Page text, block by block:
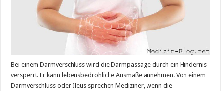
Bei einem Darmverschluss wird die Darmpassage durch ein Hindernis
versperrt. Er kann lebensbedrohliche Ausmaße annehmen. Von einem
Darmverschluss oder Ileus sprechen Mediziner, wenn die